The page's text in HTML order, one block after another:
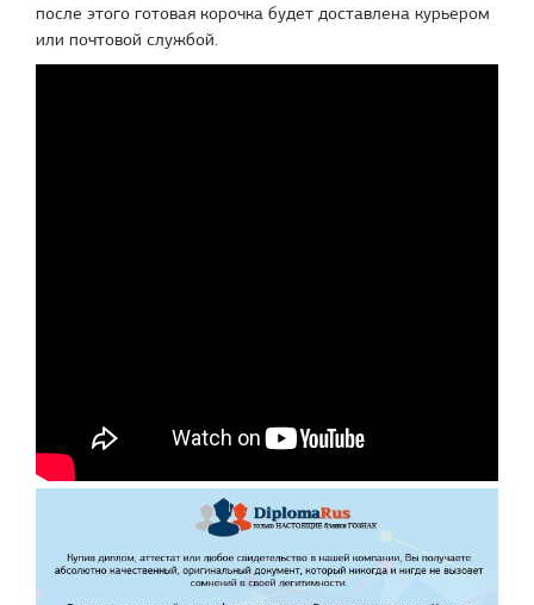
после этого готовая корочка будет доставлена курьером
или почтовой службой.